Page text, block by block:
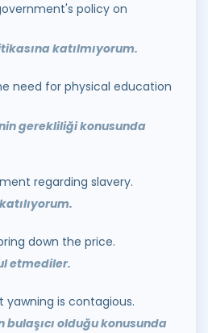
policy on
katılmıyorum.
need for physical education
gerekliliği konusunda
regarding slavery.
down the price.
etmediler.
is contagious.
bulaşıcı olduğu konusunda